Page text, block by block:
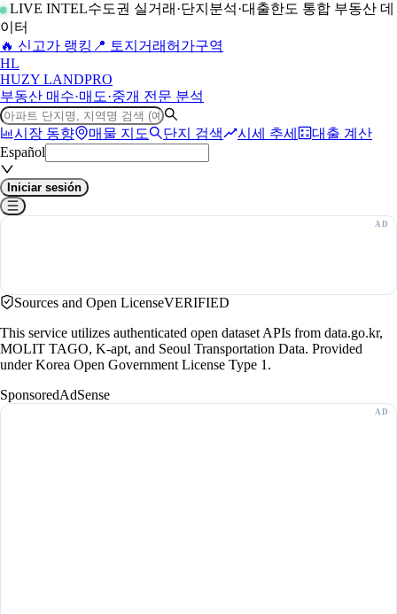
LIVE INTEL수도권 실거래·단지분석·대출한도 통합 부동산 데
이터
🔥 신고가 랭킹 📍 토지거래허가구역
HL
HUZY LANDPRO
부동산 매수·매도·중개 전문 분석
시장 동향 매물 지도 단지 검색 시세 추세
대출 계산
Español
Iniciar sesión
Sources and Open LicenseVERIFIED
This service utilizes authenticated open dataset APIs from data.go.kr,
MOLIT TAGO, K-apt, and Seoul Transportation Data. Provided
under Korea Open Government License Type 1.
SponsoredAdSense